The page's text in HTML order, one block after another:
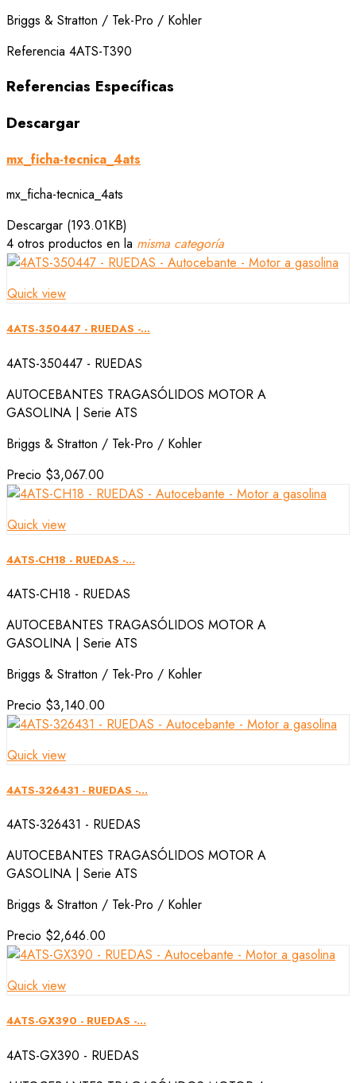
Briggs & Stratton / Tek-Pro / Kohler
Referencia 4ATS-T390
Referencias Específicas
Descargar
mx_ficha-tecnica_4ats
mx_ficha-tecnica_4ats
Descargar (193.01KB)
4 otros productos en la misma categoría
Quick view
4ATS-350447 - RUEDAS -...
4ATS-350447 - RUEDAS
AUTOCEBANTES TRAGASÓLIDOS MOTOR A
GASOLINA | Serie ATS
Briggs & Stratton / Tek-Pro / Kohler
Precio $3,067.00
Quick view
4ATS-CH18 - RUEDAS -...
4ATS-CH18 - RUEDAS
AUTOCEBANTES TRAGASÓLIDOS MOTOR A
GASOLINA | Serie ATS
Briggs & Stratton / Tek-Pro / Kohler
Precio $3,140.00
Quick view
4ATS-326431 - RUEDAS -...
4ATS-326431 - RUEDAS
AUTOCEBANTES TRAGASÓLIDOS MOTOR A
GASOLINA | Serie ATS
Briggs & Stratton / Tek-Pro / Kohler
Precio $2,646.00
Quick view
4ATS-GX390 - RUEDAS -...
4ATS-GX390 - RUEDAS